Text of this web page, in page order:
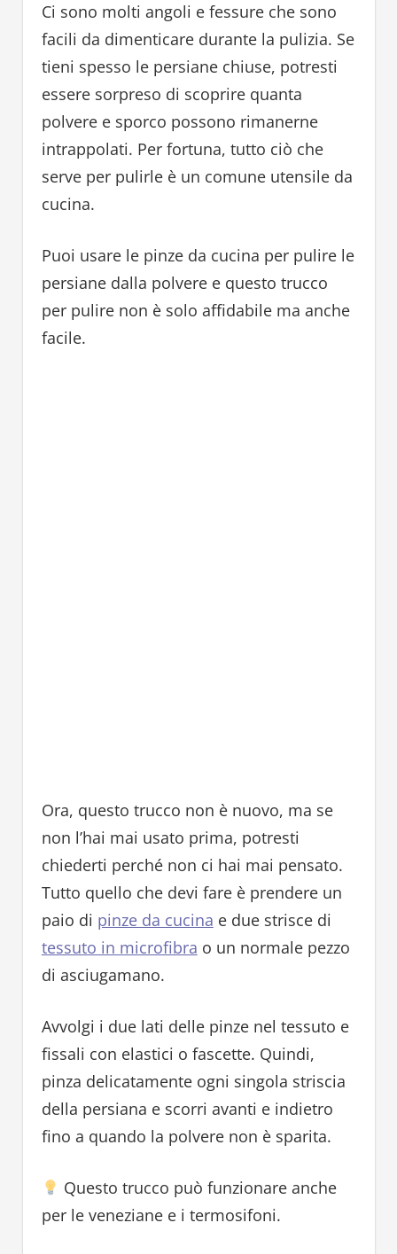
Ci sono molti angoli e fessure che sono
facili da dimenticare durante la pulizia. Se
tieni spesso le persiane chiuse, potresti
essere sorpreso di scoprire quanta
polvere e sporco possono rimanerne
intrappolati. Per fortuna, tutto ciò che
serve per pulirle è un comune utensile da
cucina.
Puoi usare le pinze da cucina per pulire le
persiane dalla polvere e questo trucco
per pulire non è solo affidabile ma anche
facile.
Ora, questo trucco non è nuovo, ma se
non l’hai mai usato prima, potresti
chiederti perché non ci hai mai pensato.
Tutto quello che devi fare è prendere un
paio di pinze da cucina e due strisce di
tessuto in microfibra o un normale pezzo
di asciugamano.
Avvolgi i due lati delle pinze nel tessuto e
fissali con elastici o fascette. Quindi,
pinza delicatamente ogni singola striscia
della persiana e scorri avanti e indietro
fino a quando la polvere non è sparita.
Questo trucco può funzionare anche
per le veneziane e i termosifoni.